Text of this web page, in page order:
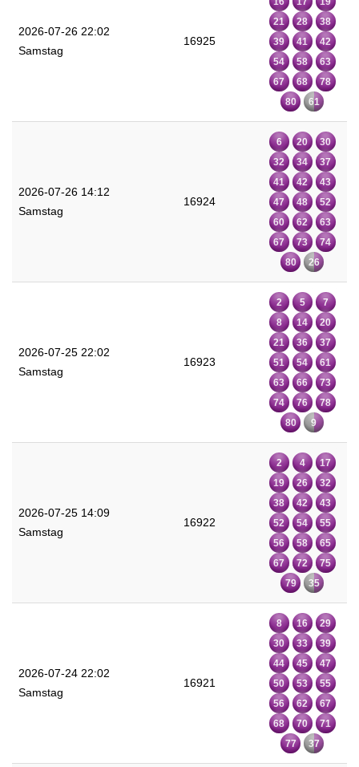
2026-07-26 22:02
Samstag
16925
21
28
38
39
41
42
54
58
63
67
68
78
80
61
2026-07-26 14:12
Samstag
16924
6 20
30
32
34
37
41
42
43
47
48
52
60
62
63
67
73
74
80
26
2026-07-25 22:02
Samstag
16923
2 5
7
8
14
20
21
36
37
51
54
61
63
66
73
74
76
78
80
9
2026-07-25 14:09
Samstag
16922
2 4
17
19
26
32
38
42
43
52
54
55
56
58
65
67
72
75
79
35
2026-07-24 22:02
Samstag
16921
8 16
29
30
33
39
44
45
47
50
53
55
56
62
67
68
70
71
77
37